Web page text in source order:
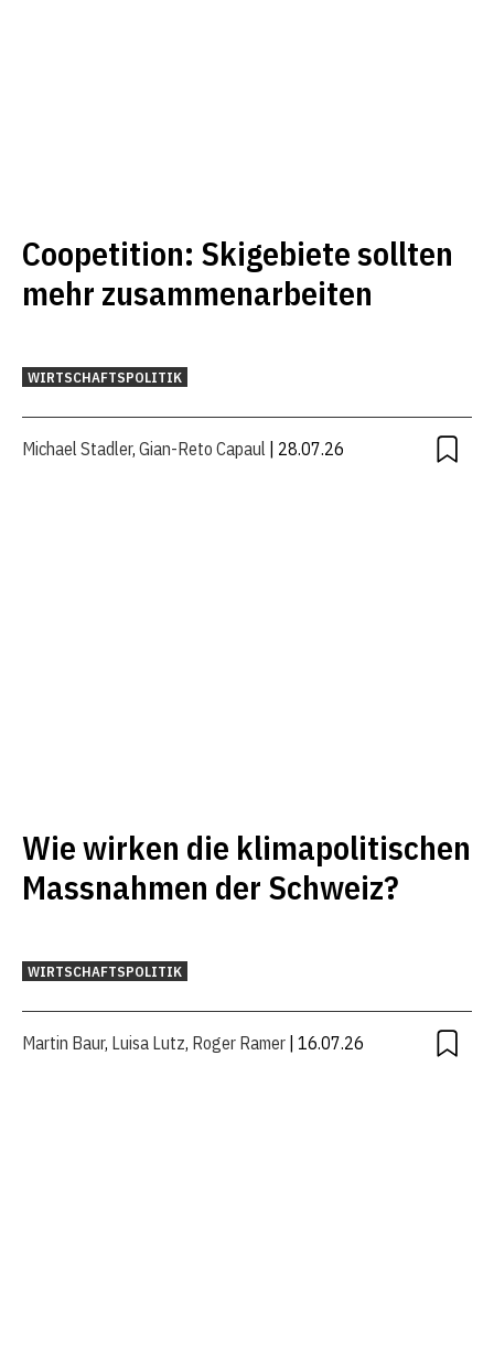
Coopetition: Skigebiete sollten
mehr zusammenarbeiten
WIRTSCHAFTSPOLITIK
Michael Stadler, Gian-Reto Capaul | 28.07.26
Wie wirken die klimapolitischen
Massnahmen der Schweiz?
WIRTSCHAFTSPOLITIK
Martin Baur, Luisa Lutz, Roger Ramer | 16.07.26